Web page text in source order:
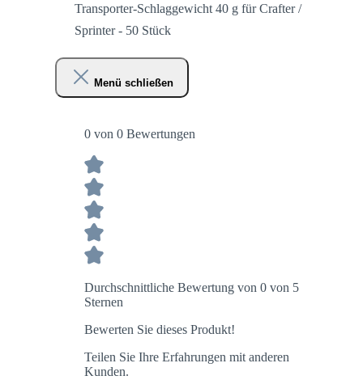
Transporter-Schlaggewicht 40 g für Crafter /
Sprinter - 50 Stück
Menü schließen
0 von 0 Bewertungen
Durchschnittliche Bewertung von 0 von 5
Sternen
Bewerten Sie dieses Produkt!
Teilen Sie Ihre Erfahrungen mit anderen
Kunden.